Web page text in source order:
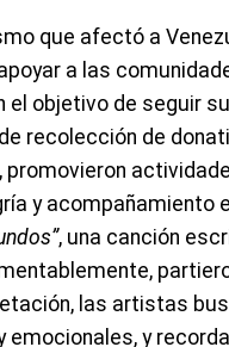
que afectó a
a las
el objetivo de seguir
recolección de
promovieron
y acompañamiento
, una canción
las artistas
emocionales, y